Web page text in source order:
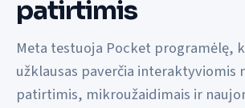
patirtimis
Meta testuoja Pocket programėlę,
užklausas paverčia interaktyviomis
patirtimis, mikroužaidimais ir